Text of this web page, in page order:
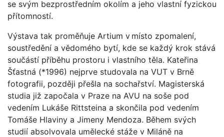
se svým bezprostředním okolím a jeho vlastní fyzickou
přítomností.
Výstava tak proměňuje Artium v místo zpomalení,
soustředění a vědomého bytí, kde se každý krok stává
součástí příběhu prostoru i vlastního těla. Kateřina
Šťastná (*1996) nejprve studovala na VUT v Brně
fotografii, později přešla na sochařství. Magisterská
studia již započala v Praze na AVU na soše pod
vedením Lukáše Rittsteina a skončila pod vedením
Tomáše Hlaviny a Jimeny Mendoza. Během svých
studií absolvovala umělecké stáže v Miláně na